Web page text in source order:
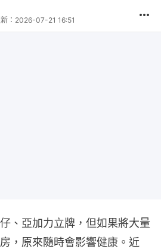
： 2026-07-21 16:51
、亞加力立牌，但如果將大量
，原來隨時會影響健康。近